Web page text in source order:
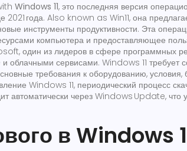
Windows 11, это последняя версия
2021 года. Also known as Win11, она
инструменты продуктивности. Эта
компьютера и предоставляющее
, один из лидеров в сфере программных
облачными сервисами. Windows 11 требует
требования к оборудованию, условия,
Windows 11, периодический процесс
автоматически через Windows Update,
в Windows